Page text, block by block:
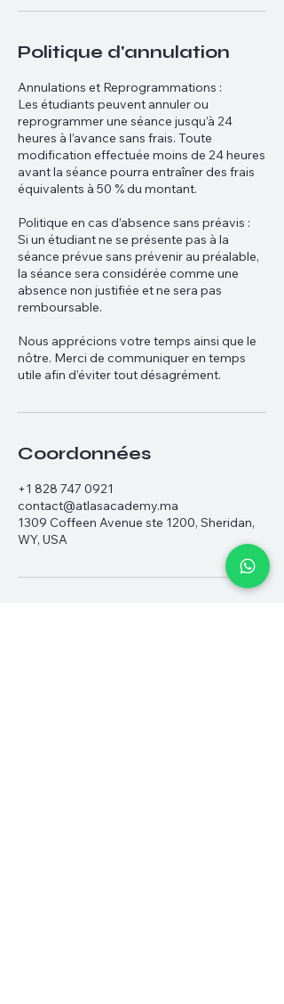
Politique d'annulation
Annulations et Reprogrammations :
Les étudiants peuvent annuler ou
reprogrammer une séance jusqu’à 24
heures à l’avance sans frais. Toute
modification effectuée moins de 24 heures
avant la séance pourra entraîner des frais
équivalents à 50 % du montant.
Politique en cas d’absence sans préavis :
Si un étudiant ne se présente pas à la
séance prévue sans prévenir au préalable,
la séance sera considérée comme une
absence non justifiée et ne sera pas
remboursable.
Nous apprécions votre temps ainsi que le
nôtre. Merci de communiquer en temps
utile afin d’éviter tout désagrément.
Coordonnées
+1 828 747 0921
contact@atlasacademy.ma
1309 Coffeen Avenue ste 1200, Sheridan,
WY, USA